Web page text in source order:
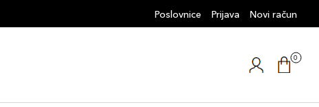
Poslovnice Prijava Novi račun
0